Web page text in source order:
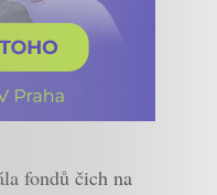
fondů čich na